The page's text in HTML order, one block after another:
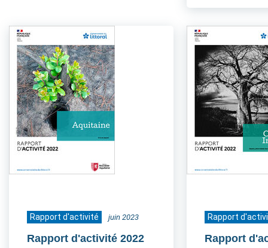
Rapport d'activité juin 2023
Rapport d'activité 2022
Rapport
Rapport